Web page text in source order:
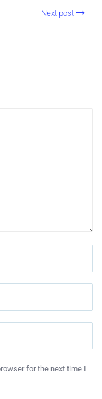
Next post
for the next time I